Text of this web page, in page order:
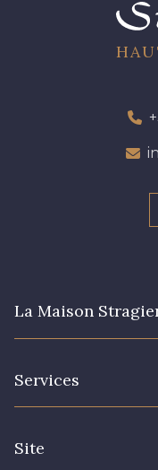
La Maison
Services
Site